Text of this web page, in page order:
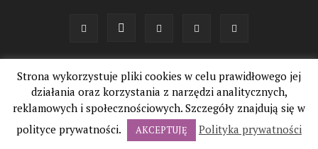
© 2012-2025. Design Your Life®. Wszystkie prawa zastrzeżone.
Strona wykorzystuje pliki cookies w celu prawidłowego jej
działania oraz korzystania z narzędzi analitycznych,
reklamowych i społecznościowych. Szczegóły znajdują się w
polityce prywatności.
AKCEPTUJĘ Polityka prywatności